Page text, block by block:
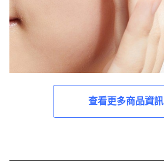
查看更多商品資訊